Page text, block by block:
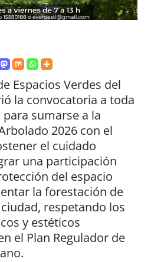
Espacios Verdes del
la convocatoria a toda
sumarse a la
2026 con el
el cuidado
una participación
del espacio
la forestación de
respetando los
y estéticos
el Plan Regulador de